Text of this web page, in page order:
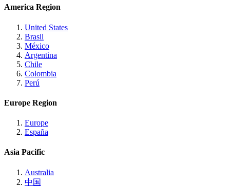
America Region
United States
Brasil
México
Argentina
Chile
Colombia
Perú
Europe Region
Europe
España
Asia Pacific
Australia
中国